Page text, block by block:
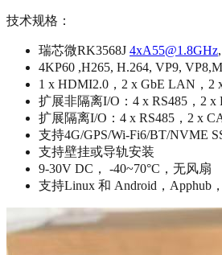
技术规格：
瑞芯微RK3568J 4xA55@1.8GHz
4KP60 ,H265, H.264, VP9,
1 x HDMI2.0，2 x GbE LAN，2
扩展非隔离I/O：4 x RS485，2
扩展隔离I/O：4 x RS485，2 x
支持4G/GPS/Wi-Fi6/BT/NVME
支持壁挂或导轨安装
9-30V DC， -40~70°C，无风扇
支持Linux 和 Android，Apphub